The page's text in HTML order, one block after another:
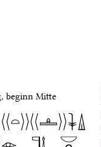
beginn Mitte